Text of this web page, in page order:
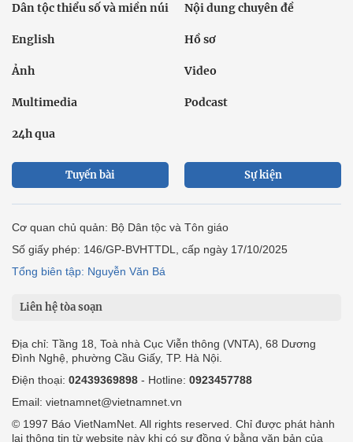
Dân tộc thiểu số và miền núi Nội dung chuyên đề
English Hồ sơ
Ảnh Video
Multimedia Podcast
24h qua
Tuyến bài Sự kiện
Cơ quan chủ quản: Bộ Dân tộc và Tôn giáo
Số giấy phép: 146/GP-BVHTTDL, cấp ngày 17/10/2025
Tổng biên tập: Nguyễn Văn Bá
Liên hệ tòa soạn
Địa chỉ: Tầng 18, Toà nhà Cục Viễn thông (VNTA), 68 Dương
Đình Nghệ, phường Cầu Giấy, TP. Hà Nội.
Điện thoại: 02439369898 - Hotline: 0923457788
Email: vietnamnet@vietnamnet.vn
© 1997 Báo VietNamNet. All rights reserved. Chỉ được phát hành
lại thông tin từ website này khi có sự đồng ý bằng văn bản của